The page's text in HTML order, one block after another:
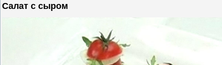
Салат с сыром